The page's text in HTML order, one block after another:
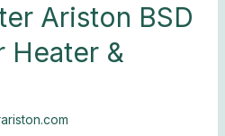
Ariston BSD
&